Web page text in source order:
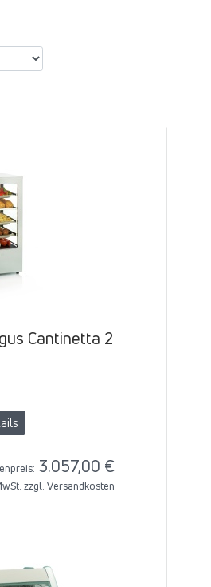
Cantinetta 2
3.057,00 €
zzgl. Versandkosten